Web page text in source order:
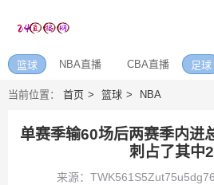
篮球 NBA直播 CBA直播 足球
当前位置： 首页 篮球 NBA
单赛季输60场后两赛季内进
刺占了其中
来源：